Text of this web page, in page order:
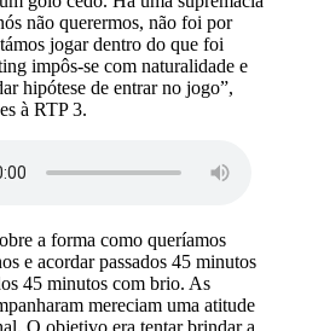
não querermos, não foi por
jogar dentro do que foi
impôs-se com naturalidade e
hipótese de entrar no jogo”,
à RTP 3.
a forma como queríamos
e acordar passados 45 minutos
45 minutos com brio. As
mereciam uma atitude
O objetivo era tentar brindar a